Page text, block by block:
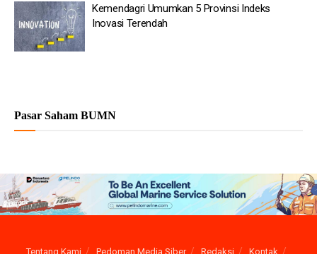
Kemendagri Umumkan 5 Provinsi Indeks
Inovasi Terendah
Pasar Saham BUMN
Tentang Kami Pedoman Media Siber Redaksi Kontak